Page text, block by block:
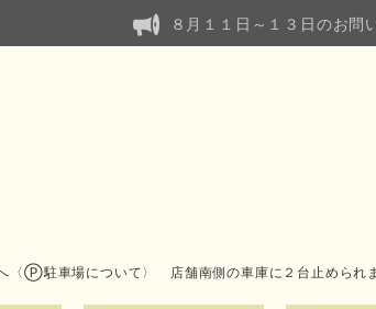
８月１１日～１３日のお問
〈Ⓟ駐車場について〉 店舗南側の車庫に２台止められ